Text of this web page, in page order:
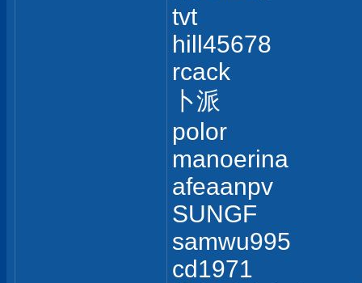
tvt
hill45678
rcack
卜派
polor
manoerina
afeaanpv
SUNGF
samwu995
cd1971